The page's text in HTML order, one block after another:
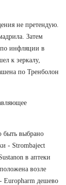
не претендую.
Затем
инфляции в
к зеркалу,
по Тренболон
быть выбрано
- Strombaject
в аптеки
возле
Europharm дешево